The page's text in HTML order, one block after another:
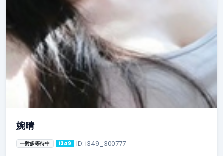
婉晴
一對多等待中 i349 ID: i349_300777